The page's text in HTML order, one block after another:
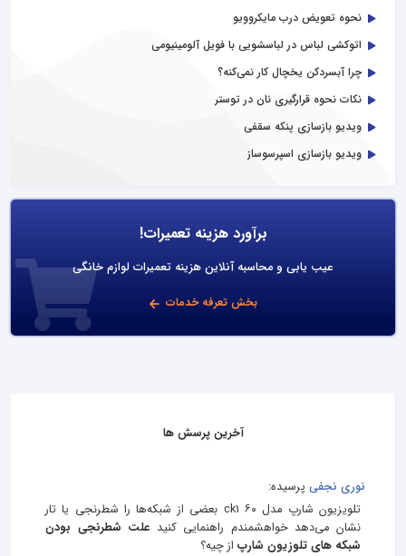
نحوه تعویض درب مایکروویو
اتوکشی لباس در لباسشویی با فویل آلومینیومی
چرا آبسردکن یخچال کار نمی‌کنه؟
نکات نحوه قرارگیری نان در توستر
ویدیو بازسازی پنکه سقفی
ویدیو بازسازی اسپرسوساز
برآورد هزینه تعمیرات!
عیب یابی و محاسبه آنلاین هزینه تعمیرات لوازم خانگی
بخش تعرفه خدمات
آخرین پرسش ها
نوری نجفی پرسیده:
تلویزیون شارپ مدل ۶۰ ck1 بعضی از شبکه‌ها را شطرنجی یا تار
نشان می‌دهد خواهشمندم راهنمایی کنید علت شطرنجی بودن
شبکه های تلوزیون شارپ از چیه؟